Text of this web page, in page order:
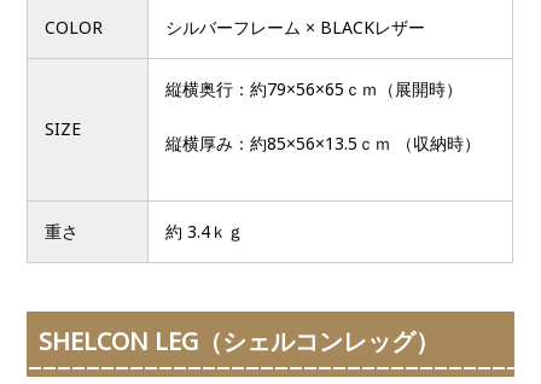
COLOR シルバーフレーム × BLACKレザー
SIZE
縦横奥行：約79×56×65ｃｍ（展開時）
縦横厚み：約85×56×13.5ｃｍ （収納時）
重さ 約 3.4ｋｇ
SHELCON LEG（シェルコンレッグ）